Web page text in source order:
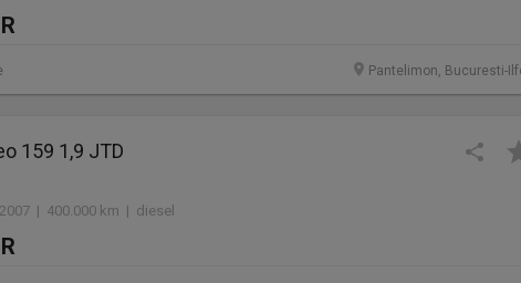
Pantelimon, Bucuresti-
159 1,9 JTD
| 400.000 km | diesel